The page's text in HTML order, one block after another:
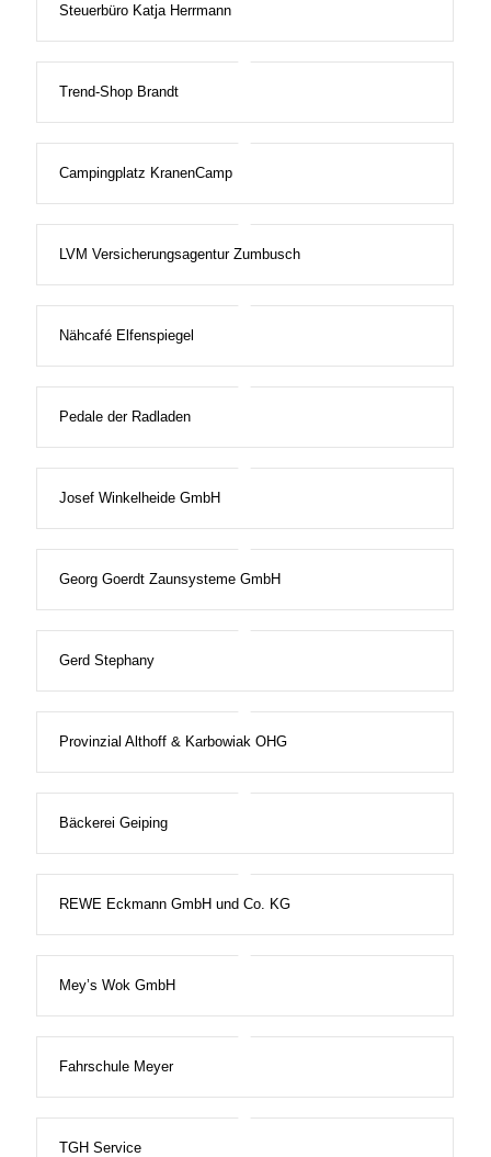
Steuerbüro Katja Herrmann
Trend-Shop Brandt
Campingplatz KranenCamp
LVM Versicherungsagentur Zumbusch
Nähcafé Elfenspiegel
Pedale der Radladen
Josef Winkelheide GmbH
Georg Goerdt Zaunsysteme GmbH
Gerd Stephany
Provinzial Althoff & Karbowiak OHG
Bäckerei Geiping
REWE Eckmann GmbH und Co. KG
Mey’s Wok GmbH
Fahrschule Meyer
TGH Service